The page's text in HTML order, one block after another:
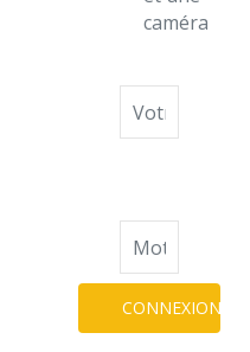
caméra
CONNEXION